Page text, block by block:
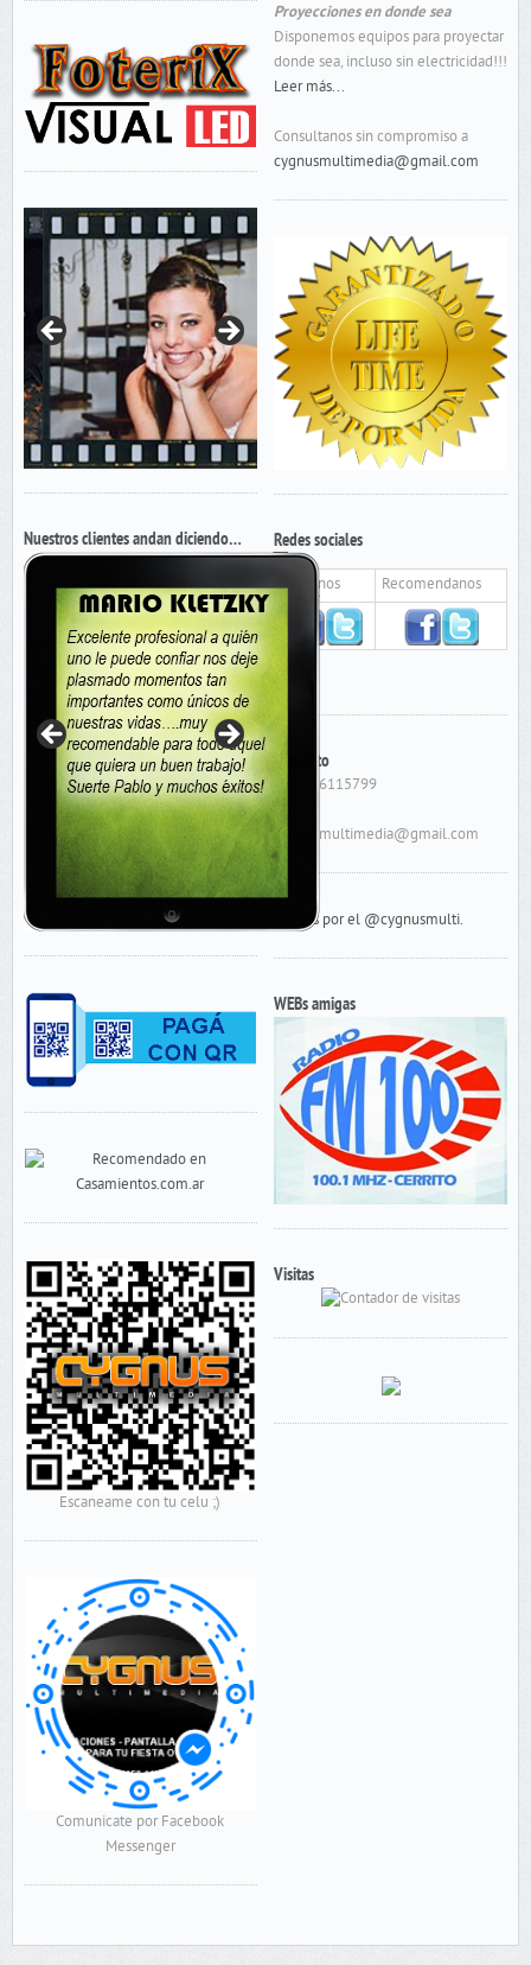
Nuestros clientes andan diciendo…
Escaneame con tu celu ;)
Comunicate por Facebook
Messenger
Proyecciones en donde sea
Disponemos equipos para proyectar
donde sea, incluso sin electricidad!!!
Leer más...
Consultanos sin compromiso a
cygnusmultimedia@gmail.com
Redes sociales
Seguinos Recomendanos
Contacto
Cel: 156115799
cygnusmultimedia@gmail.com
Tweets por el @cygnusmulti.
WEBs amigas
Visitas